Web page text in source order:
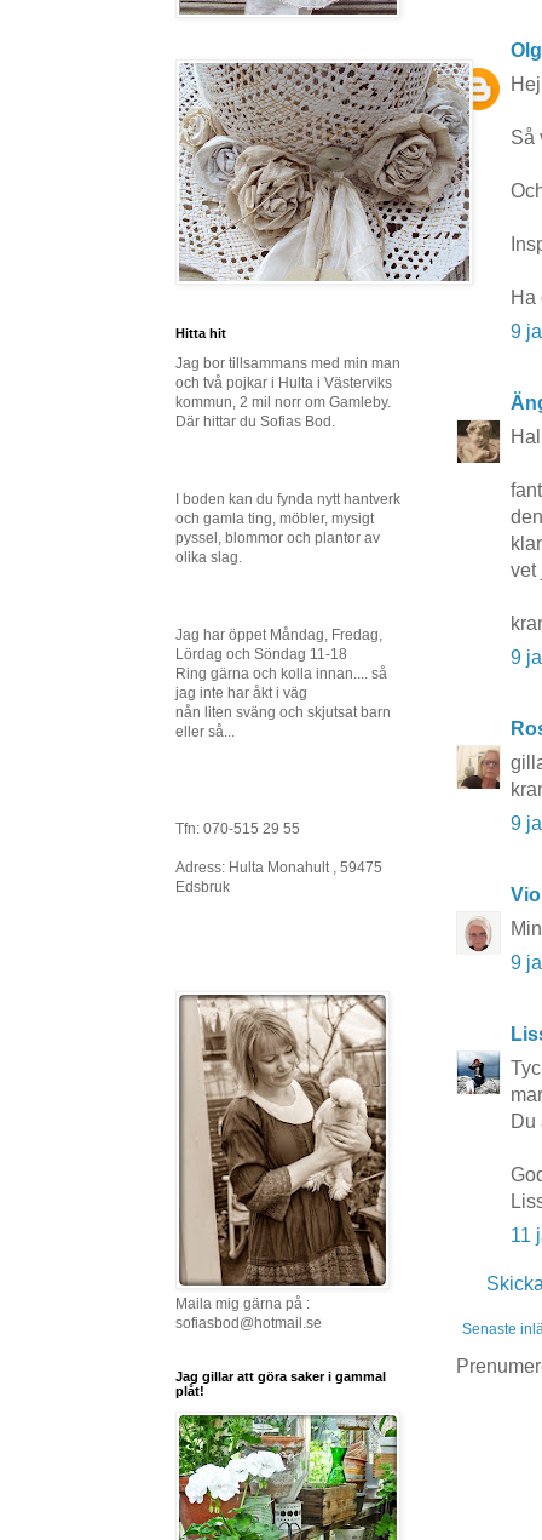
Så
Ha
9
vet
9
9
9
Du
11
Senaste
Hitta hit
Jag bor tillsammans med min man
och två pojkar i Hulta i Västerviks
kommun, 2 mil norr om Gamleby.
Där hittar du Sofias Bod.
I boden kan du fynda nytt hantverk
och gamla ting, möbler, mysigt
pyssel, blommor och plantor av
olika slag.
Jag har öppet Måndag, Fredag,
Lördag och Söndag 11-18
Ring gärna och kolla innan.... så
jag inte har åkt i väg
nån liten sväng och skjutsat barn
eller så...
Tfn: 070-515 29 55
Adress: Hulta Monahult , 59475
Edsbruk
Maila mig gärna på :
sofiasbod@hotmail.se
Jag gillar att göra saker i gammal
plåt!